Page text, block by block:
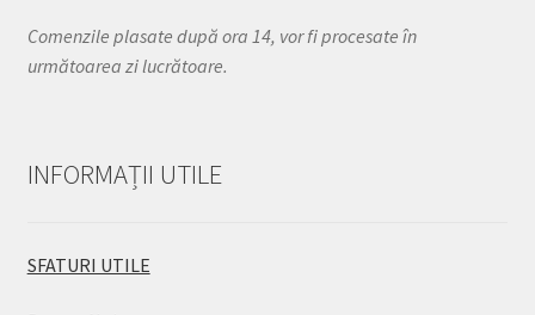
Comenzile plasate după ora 14, vor fi procesate în
următoarea zi lucrătoare.
INFORMAȚII UTILE
SFATURI UTILE